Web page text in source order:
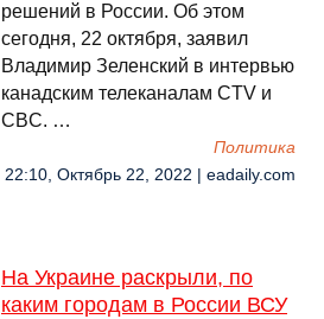
решений в России. Об этом
сегодня, 22 октября, заявил
Владимир Зеленский в интервью
канадским телеканалам CTV и
CBC. …
Политика
22:10, Октябрь 22, 2022 | eadaily.com
На Украине раскрыли, по
каким городам в России ВСУ